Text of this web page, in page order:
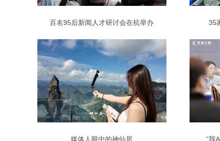
百名95后新闻人才研讨会在杭举办 35
媒体人眼中的神仙居 “我